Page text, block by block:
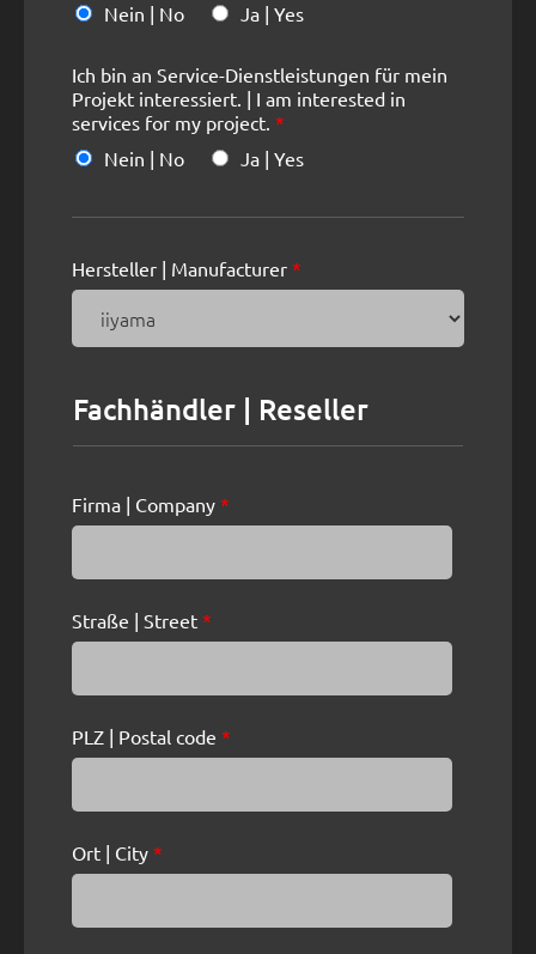
Nein | No
Ja | Yes
Ich bin an Service-Dienstleistungen für mein
Projekt interessiert. | I am interested in
services for my project. *
Nein | No
Ja | Yes
Hersteller | Manufacturer *
Fachhändler | Reseller
Firma | Company *
Straße | Street *
PLZ | Postal code *
Ort | City *